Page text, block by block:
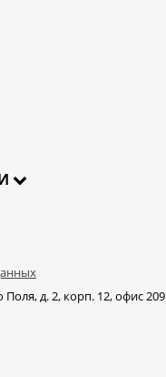
д. 2, корп. 12, офис 209